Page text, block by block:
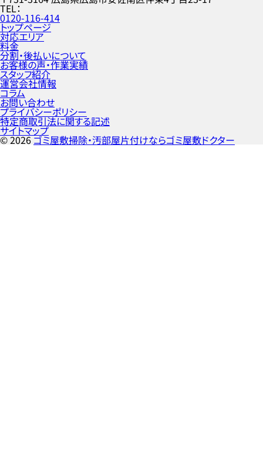
TEL
0120-116-414
トップページ
対応エリア
料金
分割・後払いについて
お客様の声・作業実績
スタッフ紹介
運営会社情報
コラム
お問い合わせ
プライバシーポリシー
特定商取引法に関する記述
サイトマップ
©2026ゴミ屋敷掃除・汚部屋片付けならゴミ屋敷ドクター